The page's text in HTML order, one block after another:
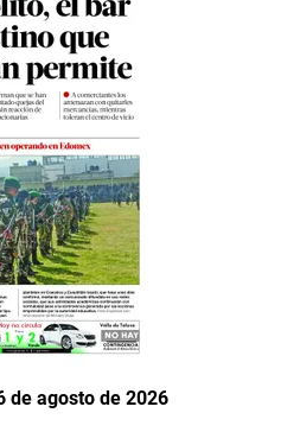
de agosto de 2026